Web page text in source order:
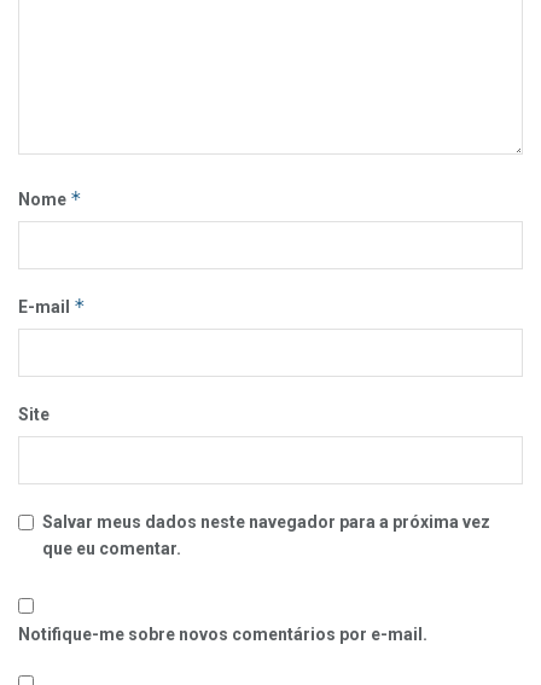
Nome *
E-mail *
Site
Salvar meus dados neste navegador para a próxima vez
que eu comentar.
Notifique-me sobre novos comentários por e-mail.